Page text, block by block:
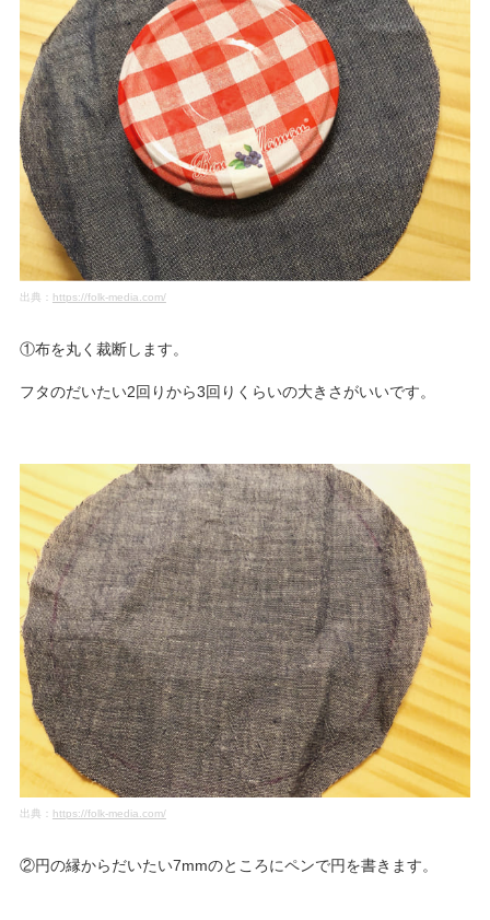
出典： https://folk-media.com/
①布を丸く裁断します。
フタのだいたい2回りから3回りくらいの大きさがいいです。
出典： https://folk-media.com/
②円の縁からだいたい7mmのところにペンで円を書きます。